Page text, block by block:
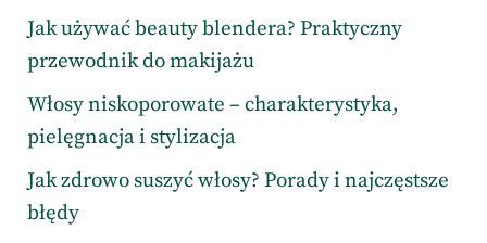
Jak używać beauty blendera? Praktyczny
przewodnik do makijażu
Włosy niskoporowate – charakterystyka,
pielęgnacja i stylizacja
Jak zdrowo suszyć włosy? Porady i najczęstsze
błędy